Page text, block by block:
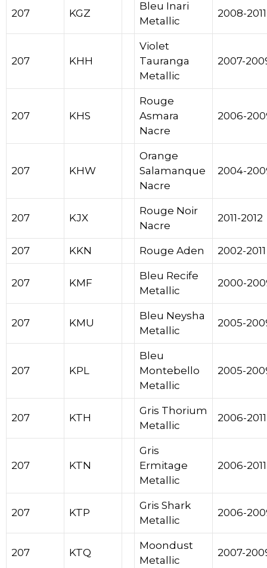
207 KGZ
Bleu Inari
Metallic
2008-2011
207 KHH
Violet
Tauranga
Metallic
2007-
207 KHS
Rouge
Asmara
Nacre
2006-
207 KHW
Orange
Salamanque
Nacre
2004-
207 KJX
Rouge Noir
Nacre
2011-2012
207 KKN Rouge Aden 2002-2011
207 KMF
Bleu Recife
Metallic
2000-
207 KMU
Bleu Neysha
Metallic
2005-
207 KPL
Bleu
Montebello
Metallic
2005-
207 KTH
Gris Thorium
Metallic
2006-2011
207 KTN
Gris
Ermitage
Metallic
2006-2011
207 KTP
Gris Shark
Metallic
2006-
207 KTQ
Moondust
Metallic
2007-